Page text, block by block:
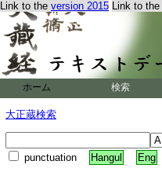
Link to the version 2015 Link to the
ホーム 検索
大正蔵検索
punctuation Hangul Eng